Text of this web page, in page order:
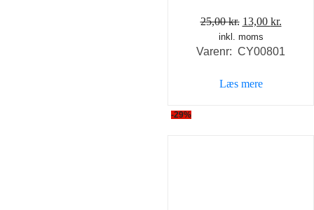
25,00kr. Den
oprindelige
pris
25,00 kr..
13,00 kr.
pris
inkl. moms
Varenr: CY00801
Læs mere
-29%